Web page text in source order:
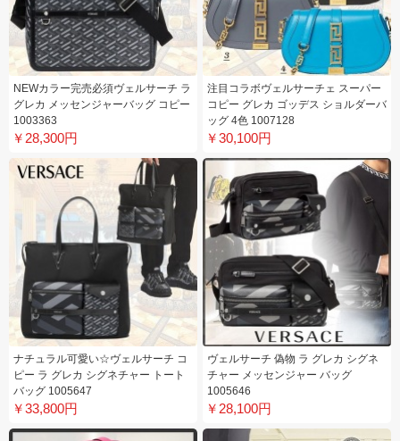
NEWカラー完売必須ヴェルサーチ ラ
グレカ メッセンジャーバッグ コピー
1003363
￥28,300円
注目コラボヴェルサーチェ スーパー
コピー グレカ ゴッデス ショルダーバ
ッグ 4色 1007128
￥30,100円
ナチュラル可愛い☆ヴェルサーチ コ
ピー ラ グレカ シグネチャー トート
バッグ 1005647
￥33,800円
ヴェルサーチ 偽物 ラ グレカ シグネ
チャー メッセンジャー バッグ
1005646
￥28,100円